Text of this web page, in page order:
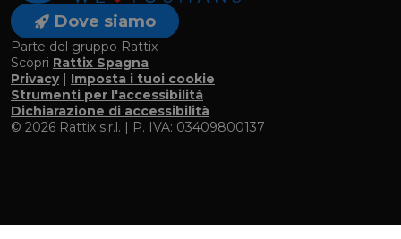
Dove siamo
Parte del gruppo Rattix
Scopri Rattix Spagna
Privacy| Imposta i tuoi cookie
Strumenti per l'accessibilità
Dichiarazione di accessibilità
© 2026 Rattix s.r.l. | P. IVA: 03409800137